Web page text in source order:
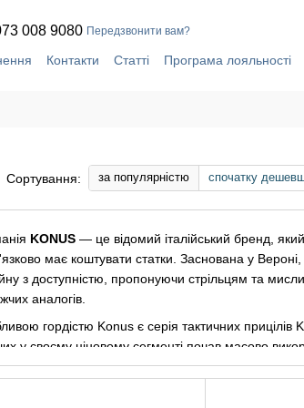
008 9080 Передзвонити вам?
Контакти Статті
Програма лояльності
Сортування: за популярністю спочатку
KONUS — це відомий італійський бренд,
має коштувати статки. Заснована у
з доступністю, пропонуючи стрільцям та
аналогів.
гордістю Konus є серія тактичних
у своєму ціновому сегменті почав масово
Це означає, що перехрестя не порветься і не